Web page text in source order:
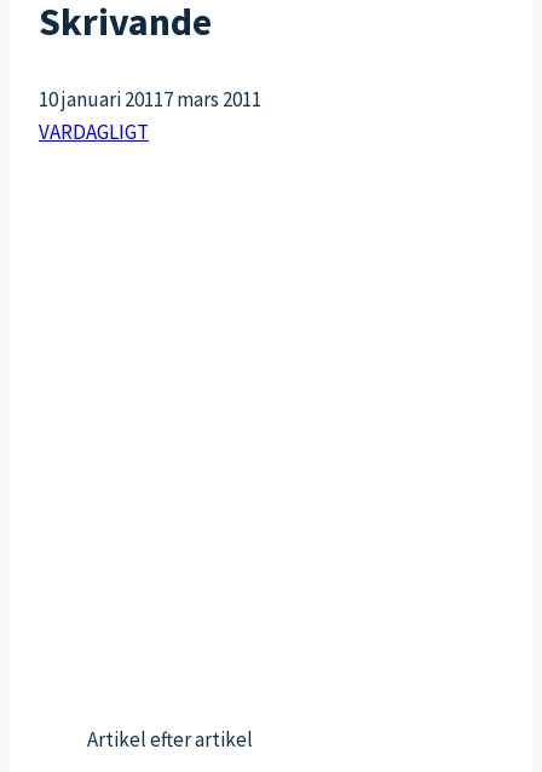
Skrivande
10 januari 20117 mars 2011
VARDAGLIGT
Artikel efter artikel